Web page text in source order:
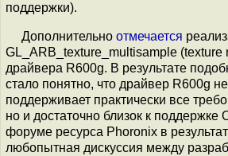
поддержки).
Дополнительно отмечается
GL_ARB_texture_multisample (texture
драйвера R600g. В результате
стало понятно, что драйвер R600g
поддерживает практически все
но и достаточно близок к поддержке
форуме ресурса Phoronix в
любопытная дискуссия между